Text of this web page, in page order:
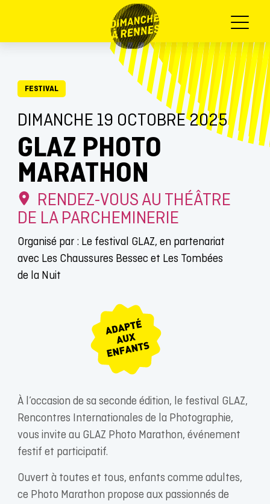
Menu
FESTIVAL
DIMANCHE 19 OCTOBRE 2025
GLAZ PHOTO
MARATHON
RENDEZ-VOUS AU THÉÂTRE
DE LA PARCHEMINERIE
Organisé par : Le festival GLAZ, en partenariat
avec Les Chaussures Bessec et Les Tombées
de la Nuit
À l’occasion de sa seconde édition, le festival GLAZ,
Rencontres Internationales de la Photographie,
vous invite au GLAZ Photo Marathon, événement
festif et participatif.
Ouvert à toutes et tous, enfants comme adultes,
ce Photo Marathon propose aux passionnés de